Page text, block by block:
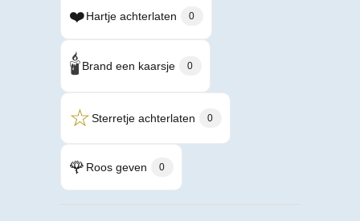
❤️Hartje achterlaten 0
🕯️Brand een kaarsje 0
☆Sterretje achterlaten 0
🌹 Roos geven 0